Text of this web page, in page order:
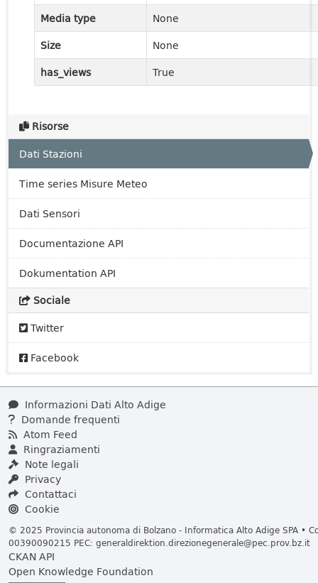
Risorse
Dati Stazioni
Time series Misure Meteo
Dati Sensori
Documentazione API
Dokumentation API
Sociale
Twitter
Facebook
Media type
None
Size
None
has_views
True
Informazioni Dati Alto Adige
Domande frequenti
Atom Feed
Ringraziamenti
Note legali
Privacy
Contattaci
Cookie
© 2025 Provincia autonoma di Bolzano - Informatica Alto Adige SPA •
00390090215 PEC: generaldirektion.direzionegenerale@pec.prov.bz.it
CKAN API
Open Knowledge Foundation